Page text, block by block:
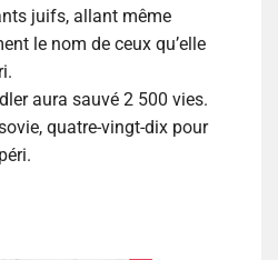
juifs, allant même
le nom de ceux qu’elle
aura sauvé 2 500 vies.
quatre-vingt-dix pour